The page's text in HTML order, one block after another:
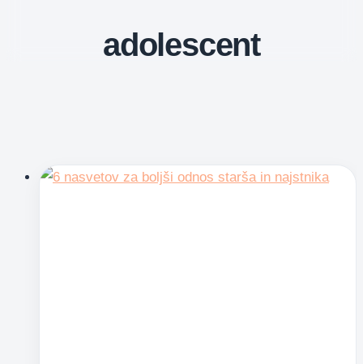
adolescent